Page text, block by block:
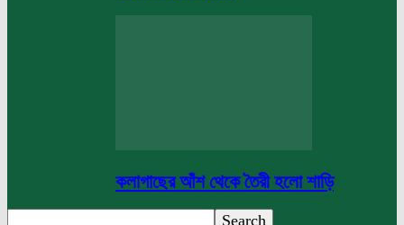
কলাগাছের আঁশ থেকে তৈরী হলো শাড়ি